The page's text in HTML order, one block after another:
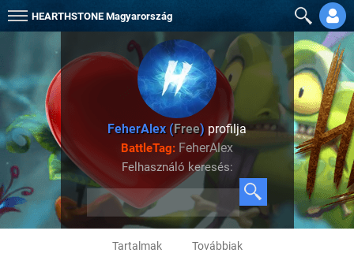
HEARTHSTONE Magyarország
FeherAlex (Free) profilja
BattleTag: FeherAlex
Felhasználó keresés:
Tartalmak Továbbiak